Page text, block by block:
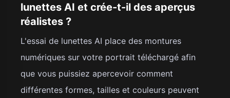
lunettes AI et crée-t-il des aperçus
réalistes ?
L'essai de lunettes AI place des montures
numériques sur votre portrait téléchargé afin
que vous puissiez apercevoir comment
différentes formes, tailles et couleurs peuvent